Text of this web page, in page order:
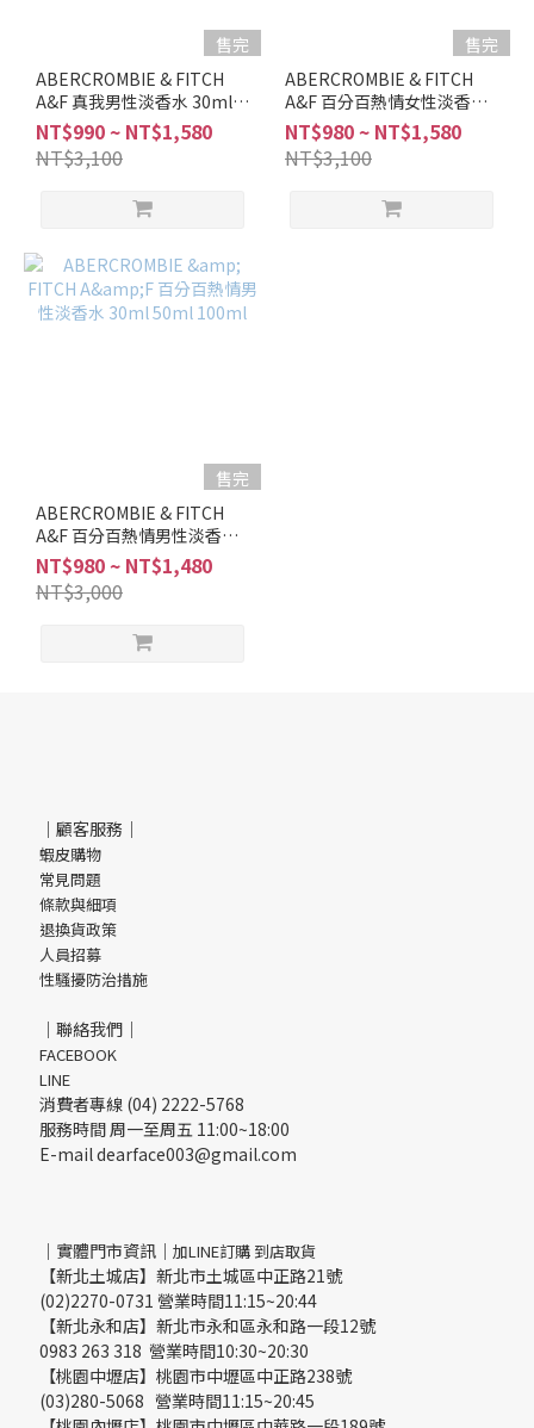
售完
ABERCROMBIE & FITCH
A&F 真我男性淡香水 30ml
50ml 100ml
NT$990 ~ NT$1,580
NT$3,100
售完
ABERCROMBIE & FITCH
A&F 百分百熱情女性淡香精
30ml 100ml
NT$980 ~ NT$1,580
NT$3,100
售完
ABERCROMBIE & FITCH
A&F 百分百熱情男性淡香水
30ml 50ml 100ml
NT$980 ~ NT$1,480
NT$3,000
｜顧客服務｜
蝦皮購物
常見問題
條款與細項
退換貨政策
人員招募
性騷擾防治措施
｜聯絡我們｜
FACEBOOK
LINE
消費者專線 (04) 2222-5768
服務時間 周一至周五 11:00~18:00
E-mail dearface003@gmail.com
｜實體門市資訊｜ 加LINE訂購 到店取貨
【新北土城店】新北市土城區中正路21號
(02)2270-0731 營業時間11:15~20:44
【新北永和店】新北市永和區永和路一段12號
0983 263 318 營業時間10:30~20:30
【桃園中壢店】桃園市中壢區中正路238號
(03)280-5068 營業時間11:15~20:45